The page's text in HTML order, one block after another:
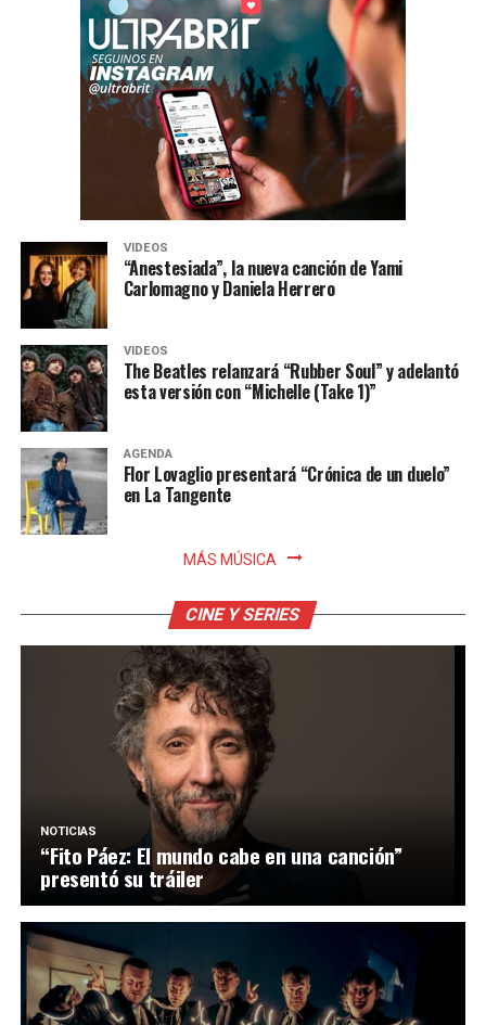
VIDEOS
“Anestesiada”, la nueva canción de Yami
Carlomagno y Daniela Herrero
VIDEOS
The Beatles relanzará “Rubber Soul” y adelantó
esta versión con “Michelle (Take 1)”
AGENDA
Flor Lovaglio presentará “Crónica de un duelo”
en La Tangente
MÁS MÚSICA
CINE Y SERIES
NOTICIAS
“Fito Páez: El mundo cabe en una canción”
presentó su tráiler